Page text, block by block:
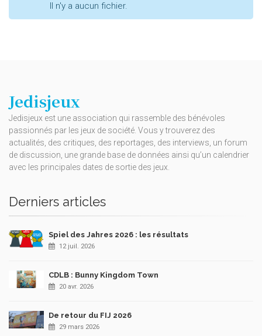
Il n'y a aucun fichier.
Jedisjeux
Jedisjeux est une association qui rassemble des bénévoles
passionnés par les jeux de société. Vous y trouverez des
actualités, des critiques, des reportages, des interviews, un forum
de discussion, une grande base de données ainsi qu’un calendrier
avec les principales dates de sortie des jeux.
Derniers articles
Spiel des Jahres 2026 : les résultats
12 juil. 2026
CDLB : Bunny Kingdom Town
20 avr. 2026
De retour du FIJ 2026
29 mars 2026